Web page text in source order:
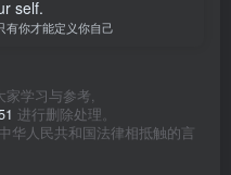
self.
有你才能定义你自己
学习与参考,
进行删除处理。
华人民共和国法律相抵触的言